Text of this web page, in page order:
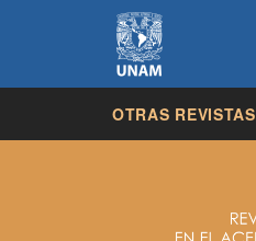
OTRAS REVISTAS